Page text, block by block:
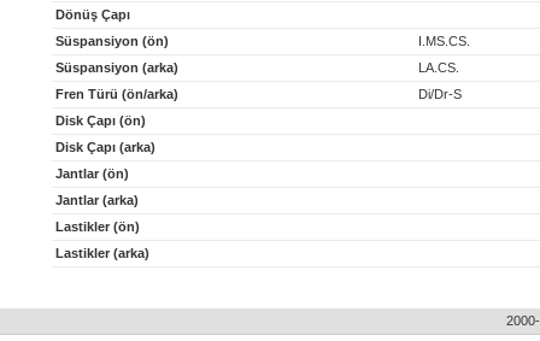
Dönüş Çapı
Süspansiyon (ön)
I.MS.CS.
Süspansiyon (arka)
LA.CS.
Fren Türü (ön/arka)
Di/Dr-S
Disk Çapı (ön)
Disk Çapı (arka)
Jantlar (ön)
Jantlar (arka)
Lastikler (ön)
Lastikler (arka)